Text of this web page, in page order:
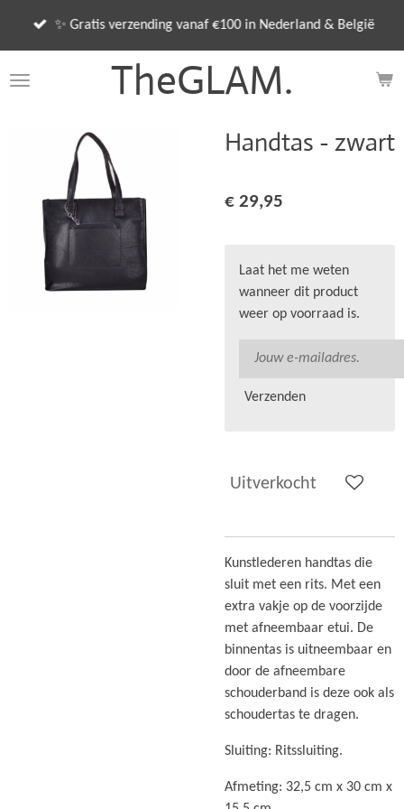
de
TheGLAM.
✨ Gratis verzending vanaf €100 in Nederland & België
Handtas - zwart
€ 29,95
Laat het me weten
wanneer dit product
weer op voorraad is.
Verzenden
Uitverkocht
Kunstlederen handtas die
sluit met een rits. Met een
extra vakje op de voorzijde
met afneembaar etui. De
binnentas is uitneembaar en
door de afneembare
schouderband is deze ook als
schoudertas te dragen.
Sluiting: Ritssluiting.
Afmeting: 32,5 cm x 30 cm x